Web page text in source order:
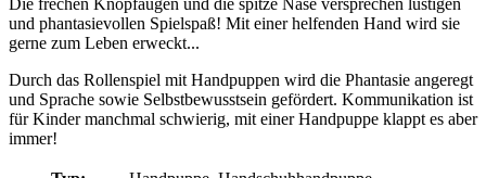
Die frechen Knopfaugen und die spitze Nase versprechen lustigen
und phantasievollen Spielspaß! Mit einer helfenden Hand wird sie
gerne zum Leben erweckt...
Durch das Rollenspiel mit Handpuppen wird die Phantasie angeregt
und Sprache sowie Selbstbewusstsein gefördert. Kommunikation ist
für Kinder manchmal schwierig, mit einer Handpuppe klappt es aber
immer!